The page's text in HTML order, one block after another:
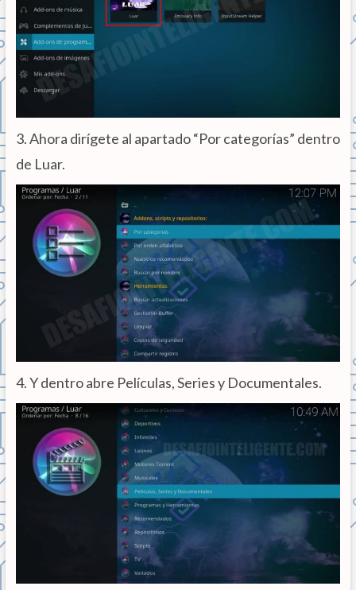
3. Ahora dirígete al apartado “Por categorías” dentro
de Luar.
4. Y dentro abre Películas, Series y Documentales.